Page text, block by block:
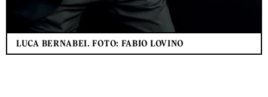
LUCA BERNABEI. FOTO: FABIO LOVINO